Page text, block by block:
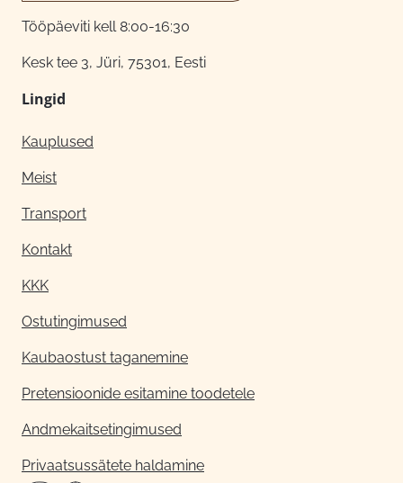
Tööpäeviti kell 8:00-16:30
Kesk tee 3, Jüri, 75301, Eesti
Lingid
Kauplused
Meist
Transport
Kontakt
KKK
Ostutingimused
Kaubaostust taganemine
Pretensioonide esitamine toodetele
Andmekaitsetingimused
Privaatsussätete haldamine